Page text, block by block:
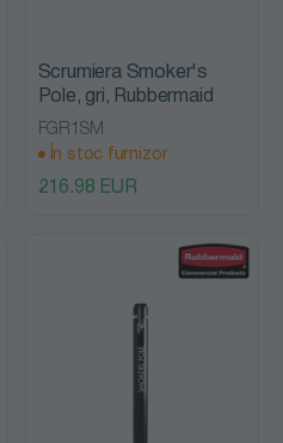
Scrumiera Smoker's
Pole, gri, Rubbermaid
FGR1SM
În stoc furnizor
216.98 EUR